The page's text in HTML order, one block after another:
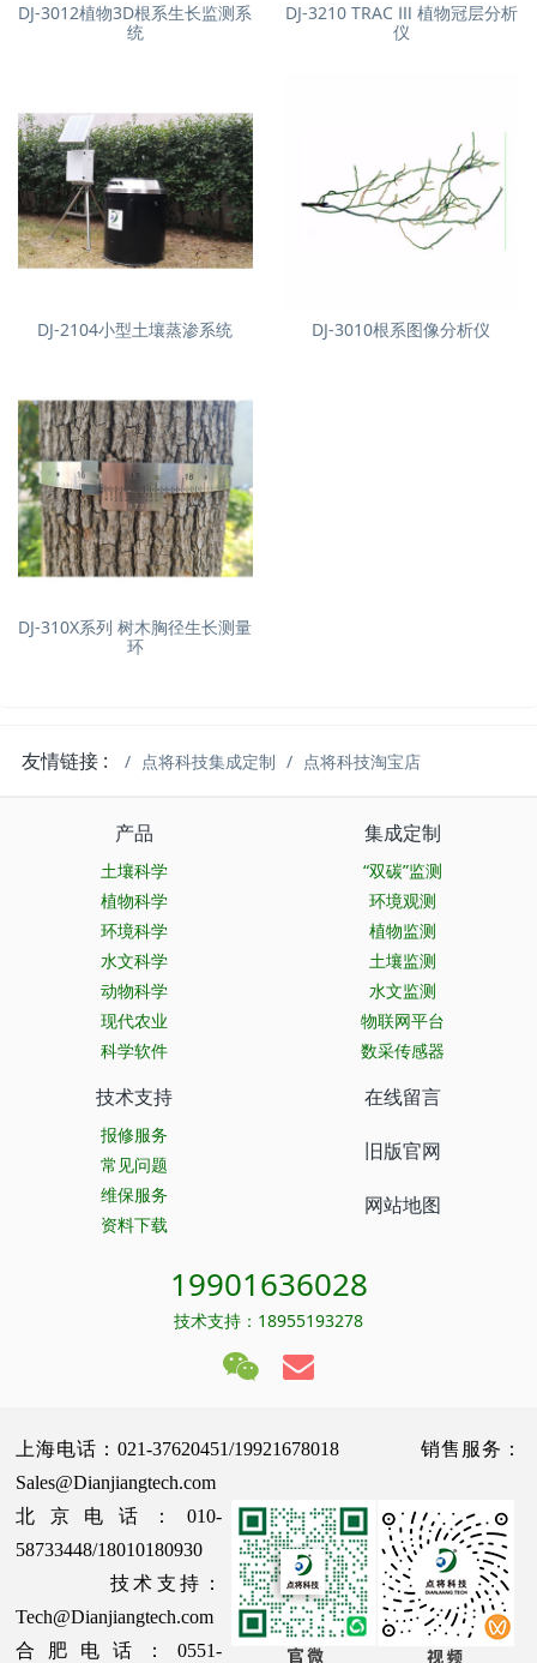
DJ-3012植物3D根系生长监测系
统
DJ-3210 TRAC Ⅲ 植物冠层分析
仪
DJ-2104小型土壤蒸渗系统 DJ-3010根系图像分析仪
DJ-310X系列 树木胸径生长测量
环
友情链接 : 点将科技集成定制 点将科技淘宝店
产品
土壤科学
植物科学
环境科学
水文科学
动物科学
现代农业
科学软件
集成定制
“双碳”监测
环境观测
植物监测
土壤监测
水文监测
物联网平台
数采传感器
技术支持
报修服务
常见问题
维保服务
资料下载
在线留言
旧版官网
网站地图
19901636028
技术支持：18955193278
上海电话：021-37620451/19921678018 销售服务：
Sales@Dianjiangtech.com
北京电话：010-
58733448/18010180930
技术支持：
Tech@Dianjiangtech.com
合肥电话：0551-